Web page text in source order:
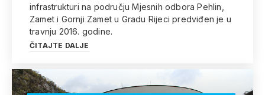
infrastrukturi na području Mjesnih odbora Pehlin,
Zamet i Gornji Zamet u Gradu Rijeci predviđen je u
travnju 2016. godine.
ČITAJTE DALJE